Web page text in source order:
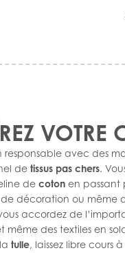
avec des
de tissus pas chers.
de coton en passant
décoration ou même
accordez de
même des textiles en
tulle, laissez libre cours